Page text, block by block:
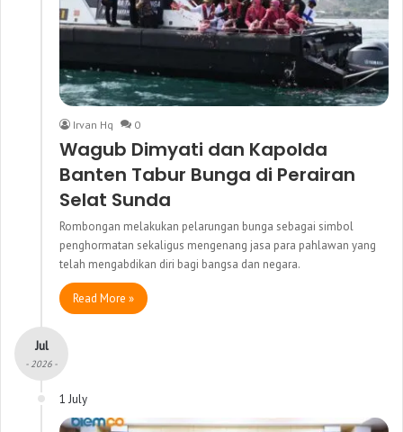
Irvan Hq 0
Wagub Dimyati dan Kapolda
Banten Tabur Bunga di Perairan
Selat Sunda
Rombongan melakukan pelarungan bunga sebagai simbol
penghormatan sekaligus mengenang jasa para pahlawan yang
telah mengabdikan diri bagi bangsa dan negara.
Read More »
Jul
- 2026 -
1 July